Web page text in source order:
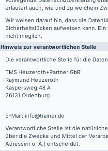
erläutert auch, wie und zu welchem
Wir weisen darauf hin, dass die
Sicherheitslücken aufweisen kann.
nicht möglich.
Hinweis zur verantwortlichen Stelle
Die verantwortliche Stelle für die
TMS Heuzeroth+Partner GbR
Raymund Heuzeroth
Kaspersweg 48 A
26131 Oldenburg
E-Mail: info@trainer.de
Verantwortliche Stelle ist die
über die Zwecke und Mittel der
Adressen o. Ä.) entscheidet.